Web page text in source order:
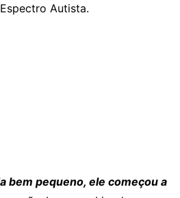
Autista.
bem pequeno, ele começou a